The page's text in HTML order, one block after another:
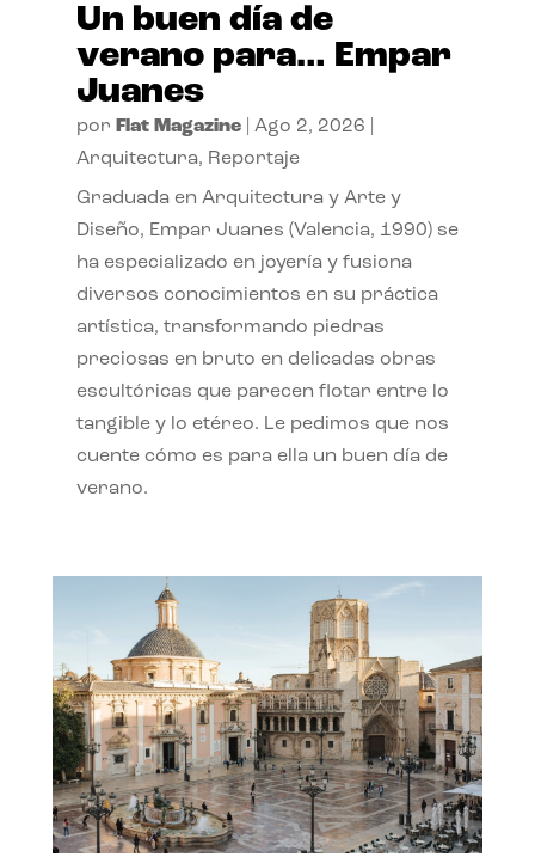
Un buen día de
verano para… Empar
Juanes
por Flat Magazine| Ago 2, 2026
Arquitectura, Reportaje
Graduada en Arquitectura y Arte y
Diseño, Empar Juanes (Valencia, 1990) se
ha especializado en joyería y fusiona
diversos conocimientos en su práctica
artística, transformando piedras
preciosas en bruto en delicadas obras
escultóricas que parecen flotar entre lo
tangible y lo etéreo. Le pedimos que nos
cuente cómo es para ella un buen día de
verano.